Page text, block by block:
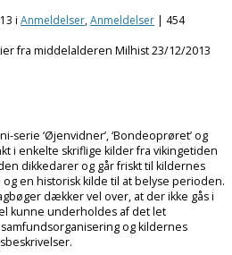
i Anmeldelser,Anmeldelser | 454
fra middelalderen Milhist23/12/2013
serie ‘Øjenvidner’, ‘Bondeoprøret’ og
i enkelte skriflige kilder fra vikingetiden
dikkedarer og går friskt til kildernes
en historisk kilde til at belyse perioden.
dækker vel over, at der ikke gås i
kunne underholdes af det let
og kildernes